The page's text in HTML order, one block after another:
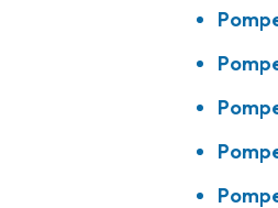
Pompes Funèbres
20 Rue Timoko, Lieu Dit